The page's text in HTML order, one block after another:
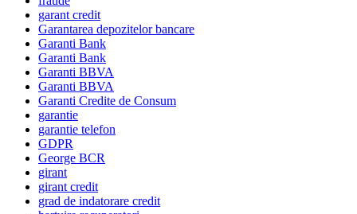
garant credit
Garantarea depozitelor bancare
Garanti Bank
Garanti Bank
Garanti BBVA
Garanti BBVA
Garanti Credite de Consum
garantie
garantie telefon
GDPR
George BCR
girant
girant credit
grad de indatorare credit